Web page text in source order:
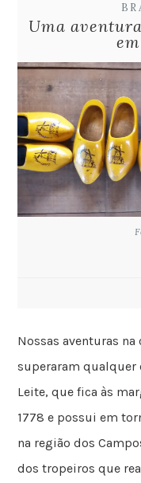
Uma
Nossas aventuras na
superaram qualquer
Leite, que fica às
1778 e possui em
na região dos
dos tropeiros que